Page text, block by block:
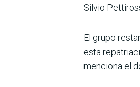
Silvio
El grupo
esta
menciona el